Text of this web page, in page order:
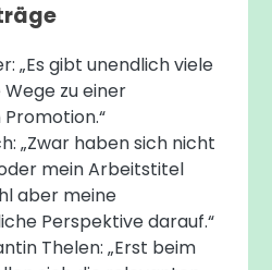
„Es gibt unendlich viele
zu einer
„Zwar haben sich nicht
mein Arbeitstitel
aber meine
Perspektive darauf.“
Thelen: „Erst beim